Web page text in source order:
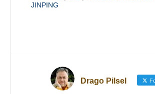
JINPING
Drago Pilsel